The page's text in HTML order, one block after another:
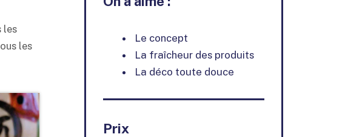
les
les
Le concept
La fraîcheur des produits
La déco toute douce
Prix